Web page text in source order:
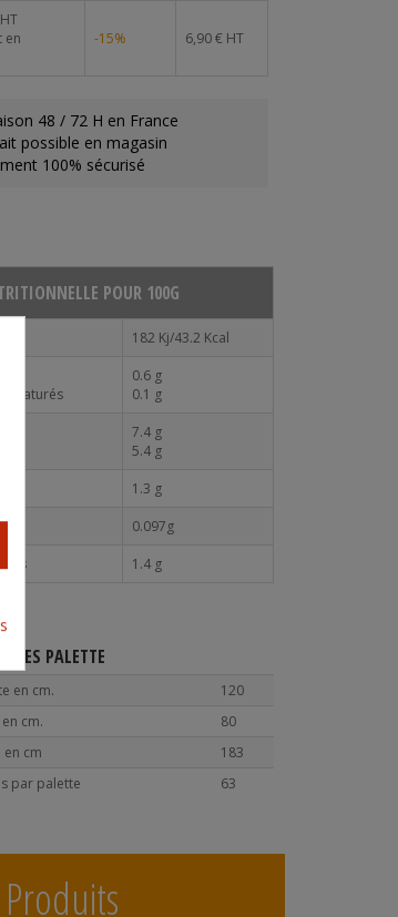
en
-15% 6,90 € HT
48 / 72 H en France
possible en magasin
100% sécurisé
POUR 100G
182 Kj/43.2 Kcal
saturés
0.6 g
0.1 g
7.4 g
5.4 g
1.3 g
0.097g
1.4 g
PALETTE
en cm.
120
cm.
80
cm
183
par palette
63
Produits